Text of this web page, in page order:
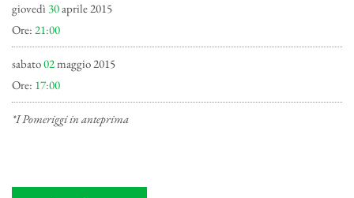
giovedì 30aprile 2015
Ore: 21:00
sabato02maggio 2015
Ore: 17:00
*I Pomeriggi in anteprima